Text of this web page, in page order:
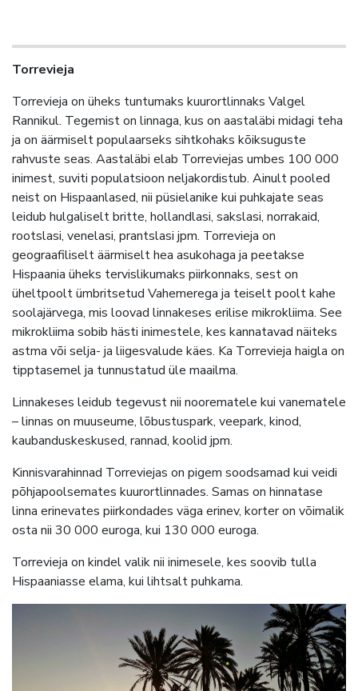
Torrevieja
Torrevieja on üheks tuntumaks kuurortlinnaks Valgel
Rannikul. Tegemist on linnaga, kus on aastaläbi midagi teha
ja on äärmiselt populaarseks sihtkohaks kõiksuguste
rahvuste seas. Aastaläbi elab Torreviejas umbes 100 000
inimest, suviti populatsioon neljakordistub. Ainult pooled
neist on Hispaanlased, nii püsielanike kui puhkajate seas
leidub hulgaliselt britte, hollandlasi, sakslasi, norrakaid,
rootslasi, venelasi, prantslasi jpm. Torrevieja on
geograafiliselt äärmiselt hea asukohaga ja peetakse
Hispaania üheks tervislikumaks piirkonnaks, sest on
üheltpoolt ümbritsetud Vahemerega ja teiselt poolt kahe
soolajärvega, mis loovad linnakeses erilise mikrokliima. See
mikrokliima sobib hästi inimestele, kes kannatavad näiteks
astma või selja- ja liigesvalude käes. Ka Torrevieja haigla on
tipptasemel ja tunnustatud üle maailma.
Linnakeses leidub tegevust nii noorematele kui vanematele
– linnas on muuseume, lõbustuspark, veepark, kinod,
kaubanduskeskused, rannad, koolid jpm.
Kinnisvarahinnad Torreviejas on pigem soodsamad kui veidi
põhjapoolsemates kuurortlinnades. Samas on hinnatase
linna erinevates piirkondades väga erinev, korter on võimalik
osta nii 30 000 euroga, kui 130 000 euroga.
Torrevieja on kindel valik nii inimesele, kes soovib tulla
Hispaaniasse elama, kui lihtsalt puhkama.